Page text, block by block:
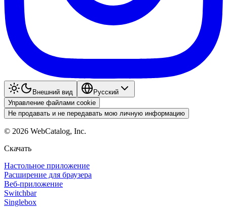
Внешний вид
Pyccкий
Управление файлами cookie
Не продавать и не передавать мою личную информацию
© 2026 WebCatalog, Inc.
Скачать
Настольное приложение
Расширение для браузера
Веб-приложение
Switchbar
Singlebox